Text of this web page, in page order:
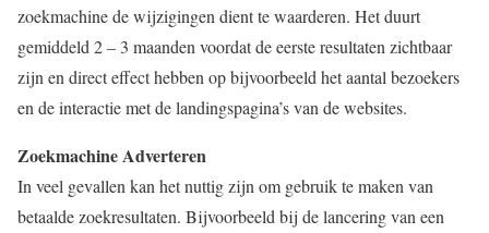
zoekmachine de wijzigingen dient te waarderen. Het duurt
gemiddeld 2 – 3 maanden voordat de eerste resultaten zichtbaar
zijn en direct effect hebben op bijvoorbeeld het aantal bezoekers
en de interactie met de landingspagina’s van de websites.
Zoekmachine Adverteren
In veel gevallen kan het nuttig zijn om gebruik te maken van
betaalde zoekresultaten. Bijvoorbeeld bij de lancering van een